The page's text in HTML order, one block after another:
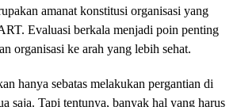
amanat konstitusi organisasi yang
Evaluasi berkala menjadi poin penting
organisasi ke arah yang lebih sehat.
hanya sebatas melakukan pergantian di
saja. Tapi tentunya, banyak hal yang harus